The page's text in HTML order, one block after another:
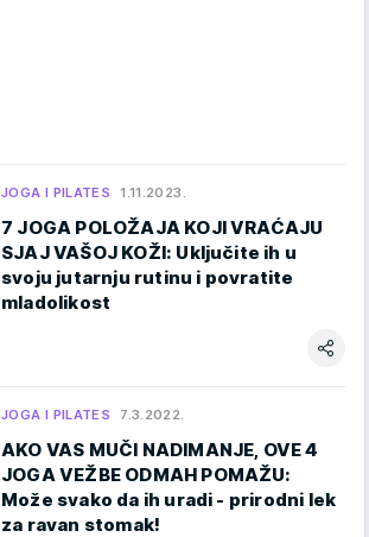
JOGA I PILATES 1.11.2023.
7 JOGA POLOŽAJA KOJI VRAĆAJU
SJAJ VAŠOJ KOŽI: Uključite ih u
svoju jutarnju rutinu i povratite
mladolikost
JOGA I PILATES 7.3.2022.
AKO VAS MUČI NADIMANJE, OVE 4
JOGA VEŽBE ODMAH POMAŽU:
Može svako da ih uradi - prirodni lek
za ravan stomak!